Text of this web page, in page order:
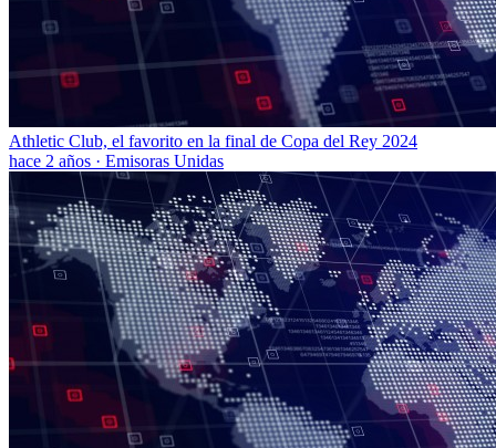
Athletic Club, el favorito en la final de Copa del Rey 2024
hace 2 años · Emisoras Unidas